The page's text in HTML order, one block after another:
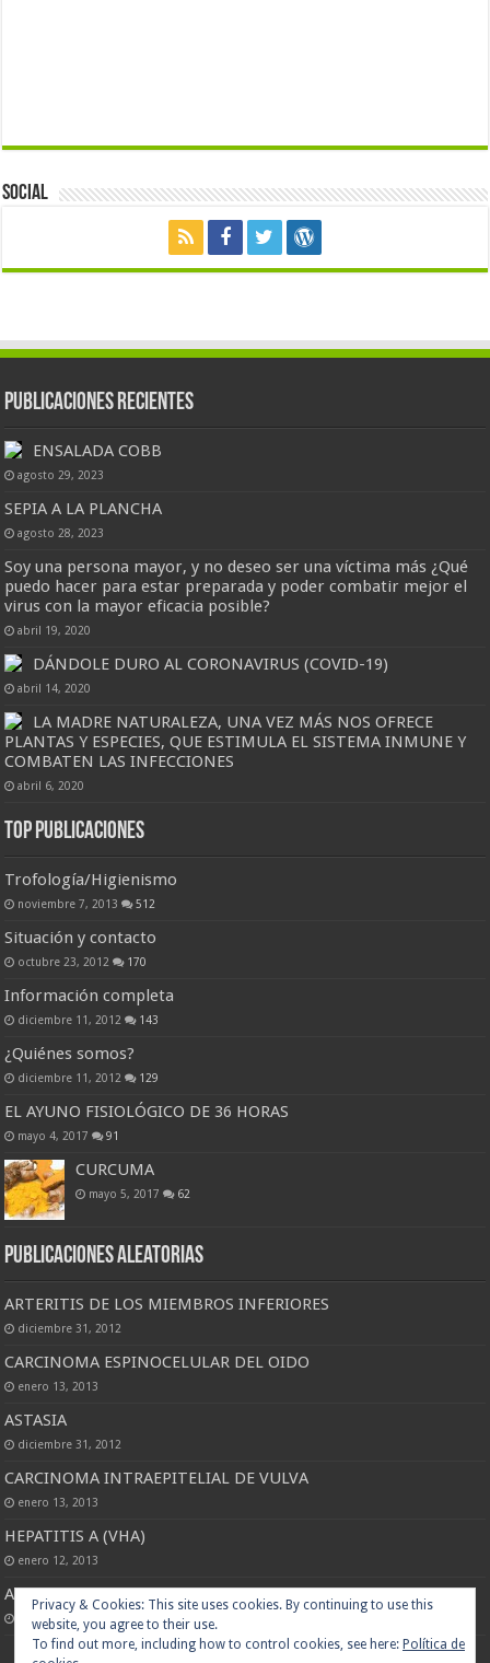
Social
Publicaciones Recientes
ENSALADA COBB
agosto 29, 2023
SEPIA A LA PLANCHA
agosto 28, 2023
Soy una persona mayor, y no deseo ser una víctima más ¿Qué
puedo hacer para estar preparada y poder combatir mejor el
virus con la mayor eficacia posible?
abril 19, 2020
DÁNDOLE DURO AL CORONAVIRUS (COVID-19)
abril 14, 2020
LA MADRE NATURALEZA, UNA VEZ MÁS NOS OFRECE
PLANTAS Y ESPECIES, QUE ESTIMULA EL SISTEMA INMUNE Y
COMBATEN LAS INFECCIONES
abril 6, 2020
Top Publicaciones
Trofología/Higienismo
noviembre 7, 2013 512
Situación y contacto
octubre 23, 2012 170
Información completa
diciembre 11, 2012 143
¿Quiénes somos?
diciembre 11, 2012 129
EL AYUNO FISIOLÓGICO DE 36 HORAS
mayo 4, 2017 91
CURCUMA
mayo 5, 2017 62
Publicaciones Aleatorias
ARTERITIS DE LOS MIEMBROS INFERIORES
diciembre 31, 2012
CARCINOMA ESPINOCELULAR DEL OIDO
enero 13, 2013
ASTASIA
diciembre 31, 2012
CARCINOMA INTRAEPITELIAL DE VULVA
enero 13, 2013
HEPATITIS A (VHA)
enero 12, 2013
ALIMENTOS RICOS EN BETACAROTENO PARA TU DIETA
julio 27, 2017
Privacy & Cookies: This site uses cookies. By continuing to use this
website, you agree to their use.
To find out more, including how to control cookies, see here: Política de